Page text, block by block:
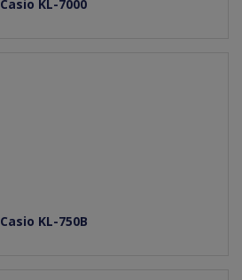
Casio KL-7000
Casio KL-750B